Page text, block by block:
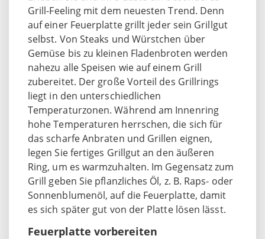
Grill-Feeling mit dem neuesten Trend. Denn
auf einer Feuerplatte grillt jeder sein Grillgut
selbst. Von Steaks und Würstchen über
Gemüse bis zu kleinen Fladenbroten werden
nahezu alle Speisen wie auf einem Grill
zubereitet. Der große Vorteil des Grillrings
liegt in den unterschiedlichen
Temperaturzonen. Während am Innenring
hohe Temperaturen herrschen, die sich für
das scharfe Anbraten und Grillen eignen,
legen Sie fertiges Grillgut an den äußeren
Ring, um es warmzuhalten. Im Gegensatz zum
Grill geben Sie pflanzliches Öl, z. B. Raps- oder
Sonnenblumenöl, auf die Feuerplatte, damit
es sich später gut von der Platte lösen lässt.
Feuerplatte vorbereiten